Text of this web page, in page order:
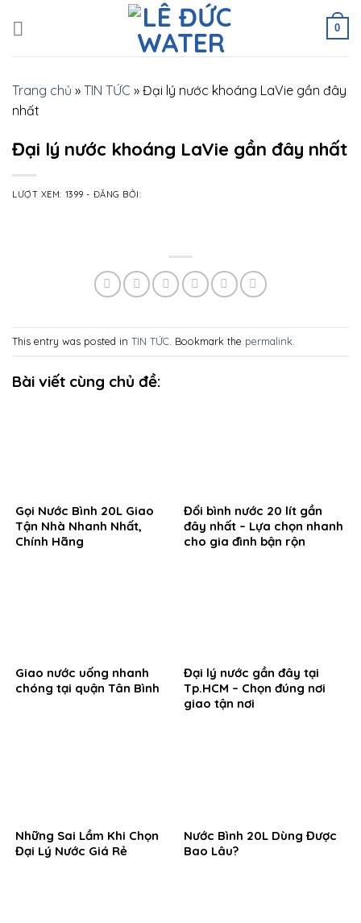
0
Trang chủ » TIN TỨC » Đại lý nước khoáng LaVie gần đây
nhất
Đại lý nước khoáng LaVie gần đây nhất
LƯỢT XEM: 1399 - ĐĂNG BỞI:
This entry was posted in TIN TỨC . Bookmark the permalink
Bài viết cùng chủ đề:
Gọi Nước Bình 20L Giao
Tận Nhà Nhanh Nhất,
Chính Hãng
Đổi bình nước 20 lít gần
đây nhất – Lựa chọn nhanh
cho gia đình bận rộn
Giao nước uống nhanh
chóng tại quận Tân Bình
Đại lý nước gần đây tại
Tp.HCM – Chọn đúng nơi
giao tận nơi
Những Sai Lầm Khi Chọn
Đại Lý Nước Giá Rẻ
Nước Bình 20L Dùng Được
Bao Lâu?